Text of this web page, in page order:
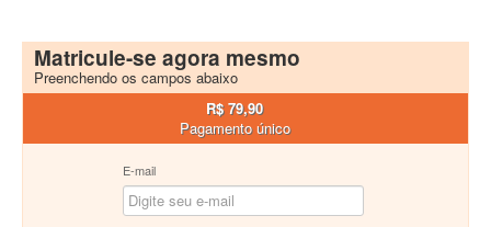
Matricule-se agora mesmo
Preenchendo os campos abaixo
R$ 79,90
Pagamento único
E-mail